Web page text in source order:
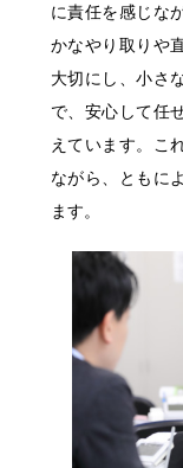
に責任を感じな
かなやり取りや
大切にし、小さ
で、安心して任
えています。こ
ながら、ともに
ます。